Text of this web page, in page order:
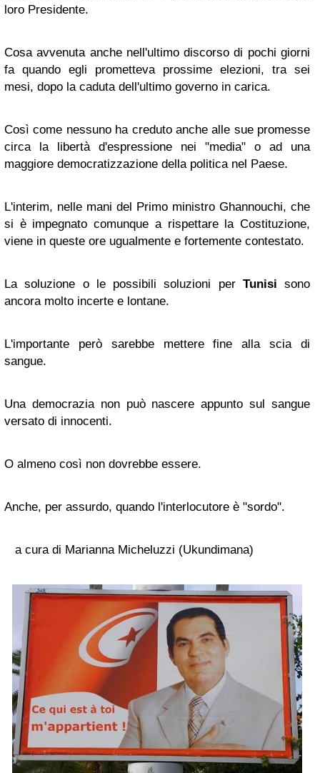
loro Presidente.
Cosa avvenuta anche nell'ultimo discorso di pochi giorni
fa quando egli prometteva prossime elezioni, tra sei
mesi, dopo la caduta dell'ultimo governo in carica.
Così come nessuno ha creduto anche alle sue promesse
circa la libertà d'espressione nei "media" o ad una
maggiore democratizzazione della politica nel Paese.
L'interim, nelle mani del Primo ministro Ghannouchi, che
si è impegnato comunque a rispettare la Costituzione,
viene in queste ore ugualmente e fortemente contestato.
La soluzione o le possibili soluzioni per Tunisi sono
ancora molto incerte e lontane.
L'importante però sarebbe mettere fine alla scia di
sangue.
Una democrazia non può nascere appunto sul sangue
versato di innocenti.
O almeno così non dovrebbe essere.
Anche, per assurdo, quando l'interlocutore è "sordo".
a cura di Marianna Micheluzzi (Ukundimana)